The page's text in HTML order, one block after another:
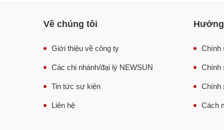
Về chúng tôi
Giới thiệu về công ty
Các chi nhánh/đại lý NEWSUN
Tin tức sự kiện
Liên hệ
Chính
Chính
Chính
Cách